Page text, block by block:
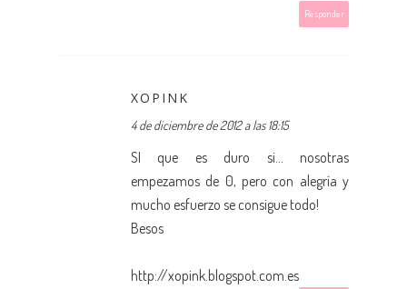
Responder
XOPINK
4 de diciembre de 2012 a las 18:15
SI que es duro si... nosotras
empezamos de 0, pero con alegría y
mucho esfuerzo se consigue todo!
Besos
http://xopink.blogspot.com.es